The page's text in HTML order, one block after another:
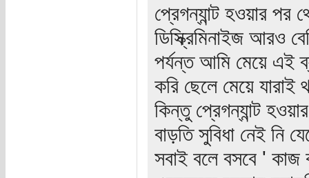
প্রেগন্যান্ট হওয়ার পর
ডিস্ক্রিমিনাইজ আরও
পর্যন্ত আমি মেয়ে এই
করি ছেলে মেয়ে
কিন্তু প্রেগন্যান্ট
বাড়তি সুবিধা নেই নি
সবাই বলে বসবে ' কাজ